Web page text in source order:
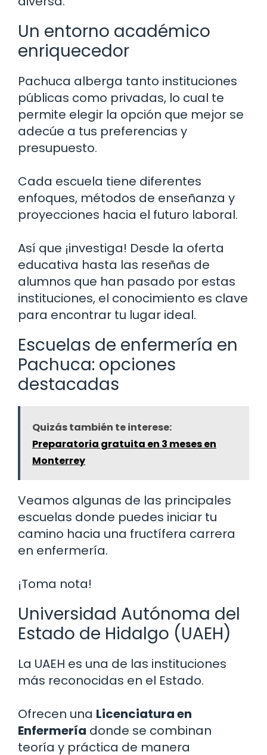
Un entorno académico
enriquecedor
Pachuca alberga tanto instituciones
públicas como privadas, lo cual te
permite elegir la opción que mejor se
adecúe a tus preferencias y
presupuesto.
Cada escuela tiene diferentes
enfoques, métodos de enseñanza y
proyecciones hacia el futuro laboral.
Así que ¡investiga! Desde la oferta
educativa hasta las reseñas de
alumnos que han pasado por estas
instituciones, el conocimiento es clave
para encontrar tu lugar ideal.
Escuelas de enfermería en
Pachuca: opciones
destacadas
Quizás también te interese:
Preparatoria gratuita en 3 meses en
Monterrey
Veamos algunas de las principales
escuelas donde puedes iniciar tu
camino hacia una fructífera carrera
en enfermería.
¡Toma nota!
Universidad Autónoma del
Estado de Hidalgo (UAEH)
La UAEH es una de las instituciones
más reconocidas en el Estado.
Ofrecen una Licenciatura en
Enfermería donde se combinan
teoría y práctica de manera